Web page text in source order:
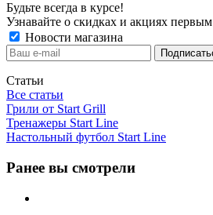
Будьте всегда в курсе!
Узнавайте о скидках и акциях первым
Новости магазина
Статьи
Все статьи
Грили от Start Grill
Тренажеры Start Line
Настольный футбол Start Line
Ранее вы смотрели